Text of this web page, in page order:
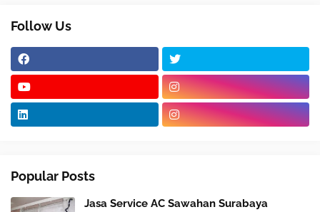
Follow Us
Popular Posts
Jasa Service AC Sawahan Surabaya